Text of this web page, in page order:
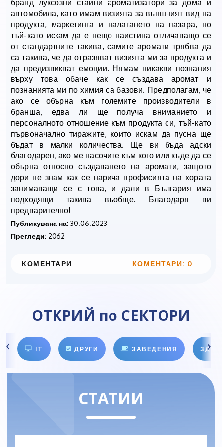
бранд луксозни стайни ароматизатори за дома и
автомобила, като имам визията за външният вид на
продукта, маркетинга и налагането на пазара, но
тъй-като искам да е нещо наистина отличаващо се
от стандартните такива, самите аромати трябва да
са такива, че да отразяват визията ми за продукта и
да предизвикват емоции. Нямам никакви познания
върху това обаче как се създава аромат и
познанията ми по химия са базови. Предполагам, че
ако се обърна към големите производители в
бранша, едва ли ще получа вниманието и
персоналното отношение към продукта си, тъй-като
първоначално тиражите, които искам да пусна ще
бъдат в малки количества. Ще ви бъда адски
благодарен, ако ме насочите към кого или къде да се
обърна относно създаването на аромати, защото
дори не знам как се нарича профисията на хората
занимаващи се с това, и дали в България има
подходящи такива въобще. Благодаря ви
предварително!
Публикувана на: 30.06.2023
Прегледи: 2062
КОМЕНТАРИ: 0
КОМЕНТАРИ
ОТКРИЙ по СЕКТОРИ
IT ДРУГИ ЗАВЕДЕНИЯ
СТАТИИ